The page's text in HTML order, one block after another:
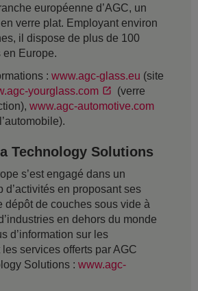
européenne d’AGC, un
verre plat. Employant environ
il dispose de plus de 100
Europe.
: www.agc-glass.eu (site
yourglass.com
(verre
www.agc-automotive.com
Technology Solutions
s’est engagé dans un
d’activités en proposant ses
dépôt de couches sous vide à
en dehors du monde
d’information sur les
services offerts par AGC
Solutions : www.agc-